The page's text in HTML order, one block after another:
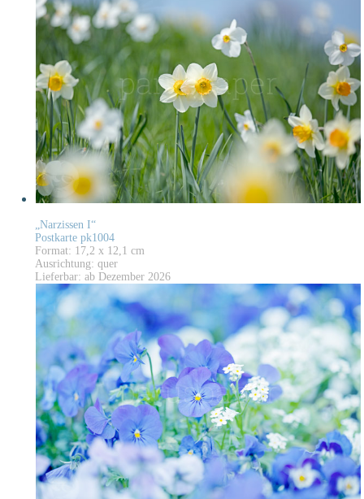
„Narzissen I“
Postkarte pk1004
Format: 17,2 x 12,1 cm
Ausrichtung: quer
Lieferbar: ab Dezember 2026